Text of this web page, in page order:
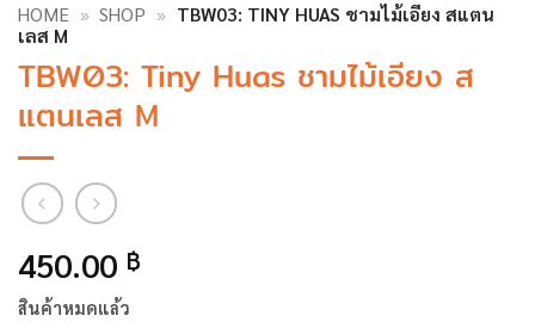
HOME » SHOP » TBW03: TINY HUAS ชามไม้เอียง สแตน
เลส M
TBW03: Tiny Huas ชามไม้เอียง ส
แตนเลส M
450.00 ฿
สินค้าหมดแล้ว